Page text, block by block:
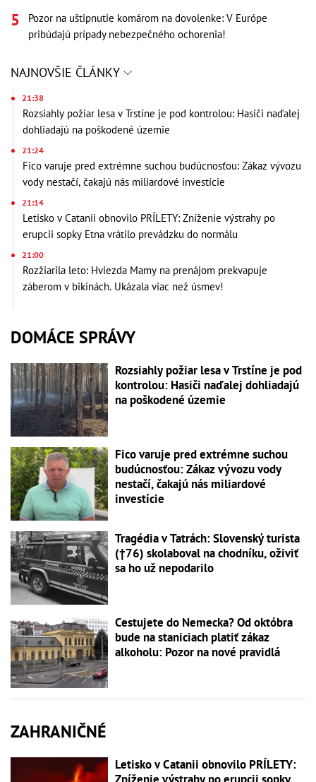
Pozor na uštipnutie komárom na dovolenke: V Európe
pribúdajú prípady nebezpečného ochorenia!
NAJNOVŠIE ČLÁNKY
21:38
Rozsiahly požiar lesa v Trstíne je pod kontrolou: Hasiči naďalej
dohliadajú na poškodené územie
21:24
Fico varuje pred extrémne suchou budúcnosťou: Zákaz vývozu
vody nestačí, čakajú nás miliardové investície
21:14
Letisko v Catanii obnovilo PRÍLETY: Zníženie výstrahy po
erupcii sopky Etna vrátilo prevádzku do normálu
21:00
Rozžiarila leto: Hviezda Mamy na prenájom prekvapuje
záberom v bikinách. Ukázala viac než úsmev!
DOMÁCE SPRÁVY
Rozsiahly požiar lesa v Trstíne je pod
kontrolou: Hasiči naďalej dohliadajú
na poškodené územie
Fico varuje pred extrémne suchou
budúcnosťou: Zákaz vývozu vody
nestačí, čakajú nás miliardové
investície
Tragédia v Tatrách: Slovenský turista
(†76) skolaboval na chodníku, oživiť
sa ho už nepodarilo
Cestujete do Nemecka? Od októbra
bude na staniciach platiť zákaz
alkoholu: Pozor na nové pravidlá
ZAHRANIČNÉ
Letisko v Catanii obnovilo PRÍLETY: